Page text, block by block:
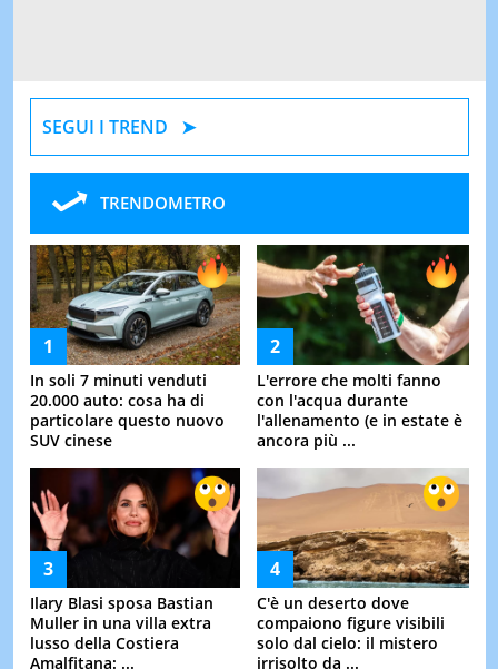
SEGUI I TREND
TRENDOMETRO
In soli 7 minuti venduti
20.000 auto: cosa ha di
particolare questo nuovo
SUV cinese
L'errore che molti fanno
con l'acqua durante
l'allenamento (e in estate è
ancora più ...
Ilary Blasi sposa Bastian
Muller in una villa extra
lusso della Costiera
Amalfitana: ...
C'è un deserto dove
compaiono figure visibili
solo dal cielo: il mistero
irrisolto da ...